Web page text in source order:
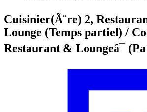
Cuisinier(Ã¨re) 2,
Lounge (Temps partiel) /
Restaurant & Loungeâ¯